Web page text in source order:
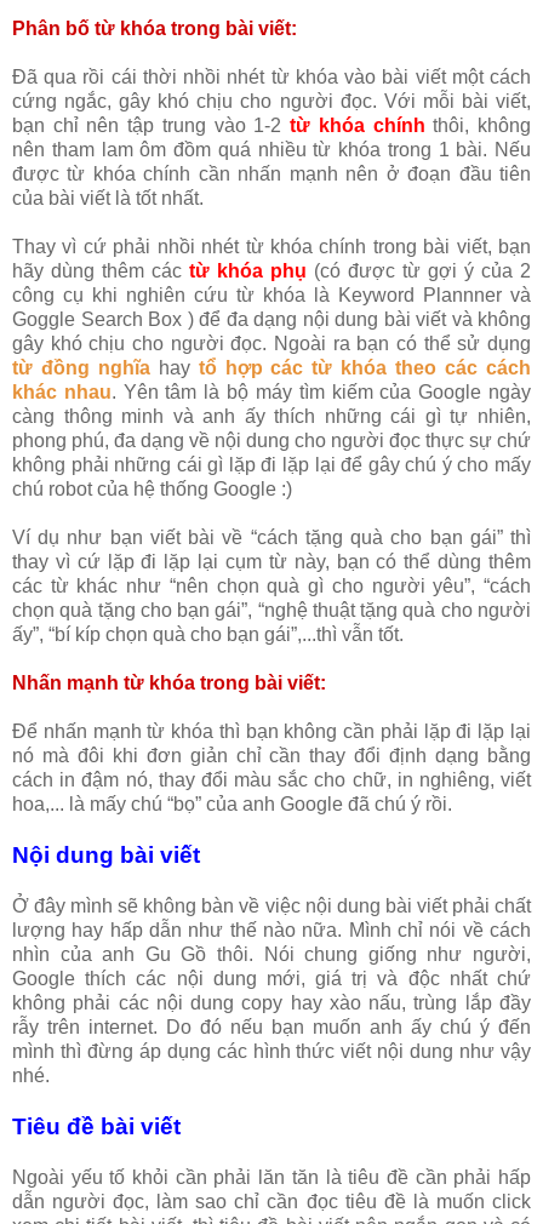
Phân bố từ khóa trong bài viết:
Đã qua rồi cái thời nhồi nhét từ khóa vào bài viết một cách
cứng ngắc, gây khó chịu cho người đọc. Với mỗi bài viết,
bạn chỉ nên tập trung vào 1-2từ khóa chính thôi, không
nên tham lam ôm đồm quá nhiều từ khóa trong 1 bài. Nếu
được từ khóa chính cần nhấn mạnh nên ở đoạn đầu tiên
của bài viết là tốt nhất.
Thay vì cứ phải nhồi nhét từ khóa chính trong bài viết, bạn
hãy dùng thêm các từ khóa phụ (có được từ gợi ý của 2
công cụ khi nghiên cứu từ khóa là Keyword Plannner và
Goggle Search Box ) để đa dạng nội dung bài viết và không
gây khó chịu cho người đọc. Ngoài ra bạn có thể sử dụng
từ đồng nghĩahay tổ hợp các từ khóa theo các cách
khác nhau. Yên tâm là bộ máy tìm kiếm của Google ngày
càng thông minh và anh ấy thích những cái gì tự nhiên,
phong phú, đa dạng về nội dung cho người đọc thực sự chứ
không phải những cái gì lặp đi lặp lại để gây chú ý cho mấy
chú robot của hệ thống Google :)
Ví dụ như bạn viết bài về “cách tặng quà cho bạn gái” thì
thay vì cứ lặp đi lặp lại cụm từ này, bạn có thể dùng thêm
các từ khác như “nên chọn quà gì cho người yêu”, “cách
chọn quà tặng cho bạn gái”, “nghệ thuật tặng quà cho người
ấy”, “bí kíp chọn quà cho bạn gái”,...thì vẫn tốt.
Nhấn mạnh từ khóa trong bài viết:
Để nhấn mạnh từ khóa thì bạn không cần phải lặp đi lặp lại
nó mà đôi khi đơn giản chỉ cần thay đổi định dạng bằng
cách in đậm nó, thay đổi màu sắc cho chữ, in nghiêng, viết
hoa,... là mấy chú “bọ” của anh Google đã chú ý rồi.
Nội dung bài viết
Ở đây mình sẽ không bàn về việc nội dung bài viết phải chất
lượng hay hấp dẫn như thế nào nữa. Mình chỉ nói về cách
nhìn của anh Gu Gồ thôi. Nói chung giống như người,
Google thích các nội dung mới, giá trị và độc nhất chứ
không phải các nội dung copy hay xào nấu, trùng lắp đầy
rẫy trên internet. Do đó nếu bạn muốn anh ấy chú ý đến
mình thì đừng áp dụng các hình thức viết nội dung như vậy
nhé.
Tiêu đề bài viết
Ngoài yếu tố khỏi cần phải lăn tăn là tiêu đề cần phải hấp
dẫn người đọc, làm sao chỉ cần đọc tiêu đề là muốn click